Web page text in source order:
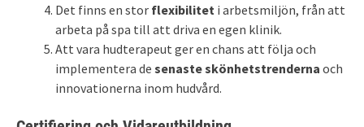
Det finns en stor flexibilitet i arbetsmiljön, från att
arbeta på spa till att driva en egen klinik.
Att vara hudterapeut ger en chans att följa och
implementera de senaste skönhetstrenderna och
innovationerna inom hudvård.